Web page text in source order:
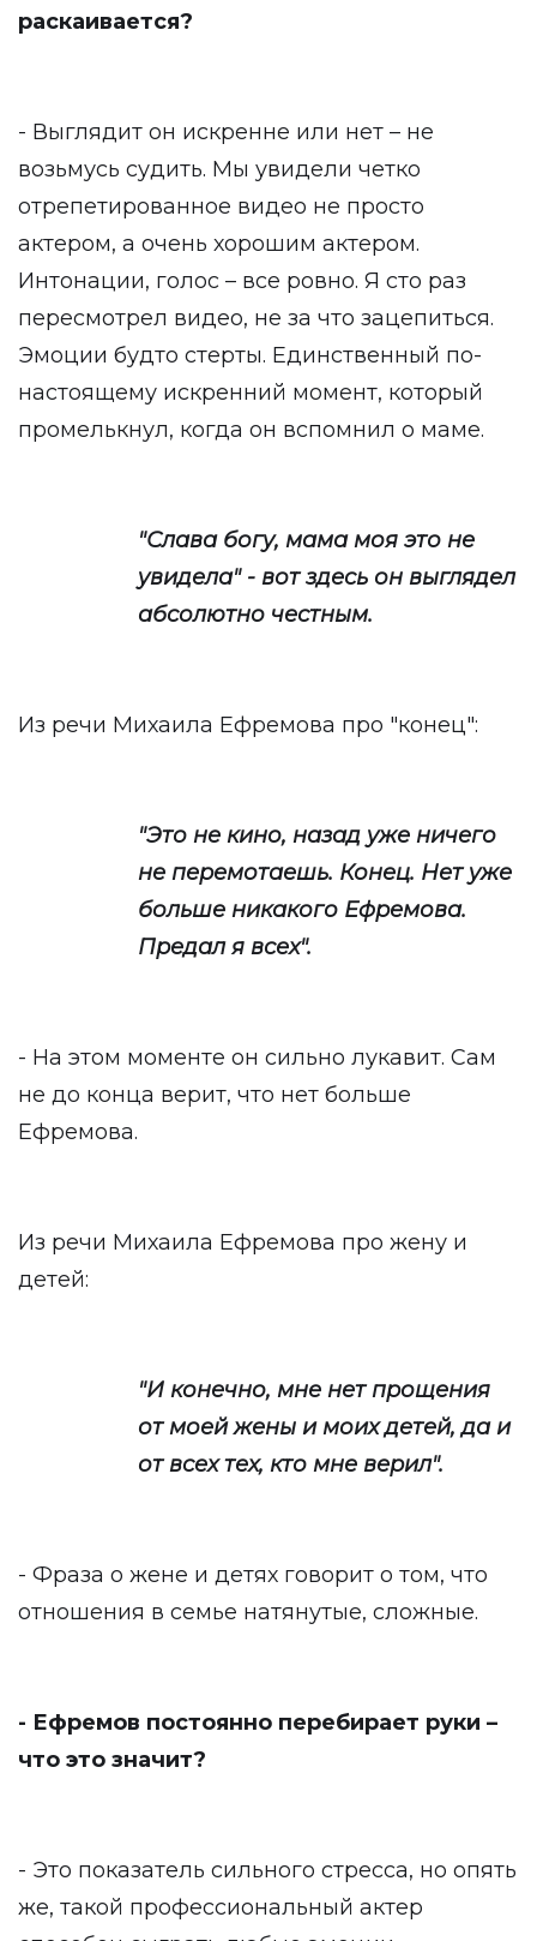
раскаивается?
- Выглядит он искренне или нет – не
возьмусь судить. Мы увидели четко
отрепетированное видео не просто
актером, а очень хорошим актером.
Интонации, голос – все ровно. Я сто раз
пересмотрел видео, не за что зацепиться.
Эмоции будто стерты. Единственный по-
настоящему искренний момент, который
промелькнул, когда он вспомнил о маме.
"Слава богу, мама моя это не
увидела" - вот здесь он выглядел
абсолютно честным.
Из речи Михаила Ефремова про "конец":
"Это не кино, назад уже ничего
не перемотаешь. Конец. Нет уже
больше никакого Ефремова.
Предал я всех".
- На этом моменте он сильно лукавит. Сам
не до конца верит, что нет больше
Ефремова.
Из речи Михаила Ефремова про жену и
детей:
"И конечно, мне нет прощения
от моей жены и моих детей, да и
от всех тех, кто мне верил".
- Фраза о жене и детях говорит о том, что
отношения в семье натянутые, сложные.
- Ефремов постоянно перебирает руки –
что это значит?
- Это показатель сильного стресса, но опять
же, такой профессиональный актер